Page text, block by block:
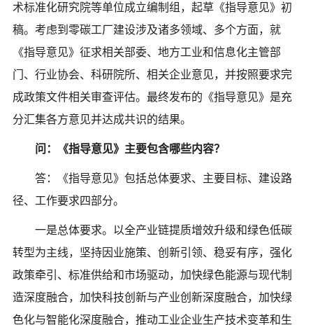
术标准化研究院等单位成立编制组，起草《指导意见》初
稿。考虑到零碳工厂建设涉及诸多领域、多个方面，就
《指导意见》征求相关部委、地方工业和信息化主管部
门、行业协会、科研院所、相关企业意见，并按照要求完
成政策文件相关审查评估。最终发布的《指导意见》是充
分汇集各方意见并达成共识的结果。
问：《指导意见》主要包含哪些内容？
答：《指导意见》包括总体要求、主要目标、建设路
径、工作要求四部分。
一是总体要求。以全产业链提质增效升级和绿色低碳
转型为主线，坚持因业施策、创新引领、稳妥有序，强化
政策牵引、标准供给和市场驱动，加快绿色能源与现代制
造深度融合，加快科技创新与产业创新深度融合，加快绿
色化与智能化深度融合，推动工业企业生产技术变革和生